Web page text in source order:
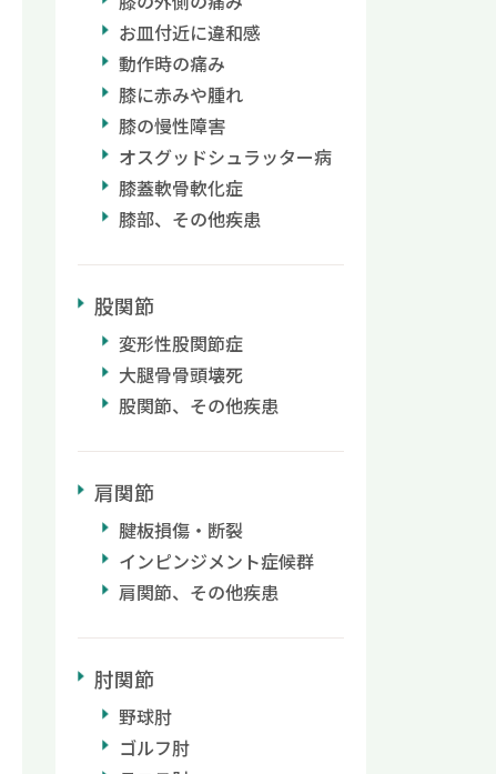
お皿付近に違和感
動作時の痛み
膝に赤みや腫れ
膝の慢性障害
オスグッドシュラッター病
膝蓋軟骨軟化症
膝部、その他疾患
股関節
変形性股関節症
大腿骨骨頭壊死
股関節、その他疾患
肩関節
腱板損傷・断裂
インピンジメント症候群
肩関節、その他疾患
肘関節
野球肘
ゴルフ肘